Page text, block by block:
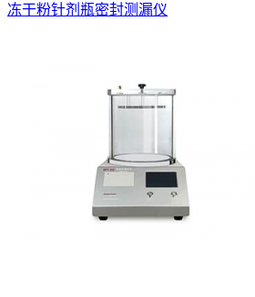
冻干粉针剂瓶密封测漏仪